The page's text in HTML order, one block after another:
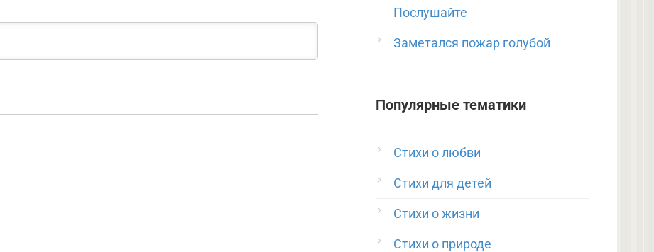
Послушайте
Заметался пожар голубой
Популярные тематики
Стихи о любви
Стихи для детей
Стихи о жизни
Стихи о природе